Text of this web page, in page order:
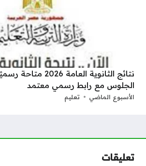
نتائج الثانوية العامة
الجلوس مع رابط رسمي معتمد
الأسبوع الماضي تعليم
تعليقات